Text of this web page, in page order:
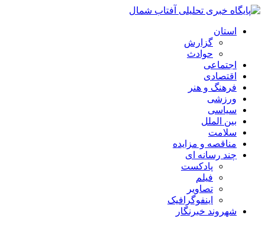
استان
گزارش
حوادث
اجتماعی
اقتصادی
فرهنگ و هنر
ورزشی
سیاسی
بین الملل
سلامت
مناقصه و مزایده
چند رسانه ای
پادکست
فیلم
تصاویر
اینفوگرافیک
شهروند خبرنگار